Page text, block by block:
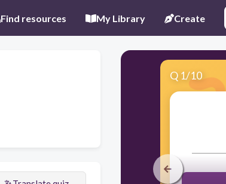
Find resources My Library Create
Q 1/10